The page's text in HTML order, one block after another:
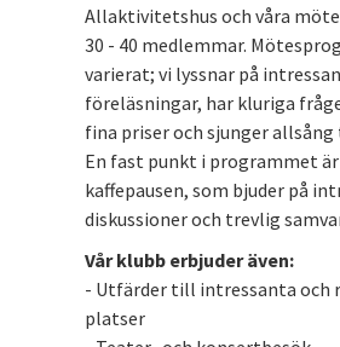
Allaktivitetshus och våra
30 - 40 medlemmar.
varierat; vi lyssnar på
föreläsningar, har kluriga
fina priser och sjunger
En fast punkt i programmet
kaffepausen, som bjuder på
diskussioner och trevlig
Vår klubb erbjuder även:
- Utfärder till intressanta och
platser